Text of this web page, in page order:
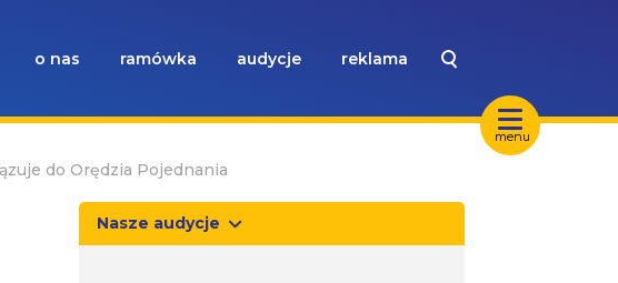
menu
o nas ramówka audycje reklama
do Orędzia Pojednania
Nasze audycje